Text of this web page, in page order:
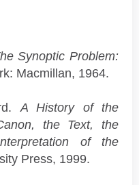
Synoptic Problem:
Macmillan, 1964.
A History of the
the Text, the
of the
Press, 1999.